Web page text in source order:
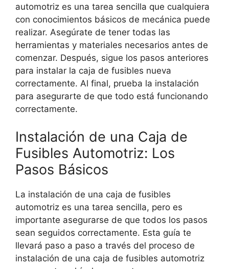
automotriz es una tarea sencilla que cualquiera
con conocimientos básicos de mecánica puede
realizar. Asegúrate de tener todas las
herramientas y materiales necesarios antes de
comenzar. Después, sigue los pasos anteriores
para instalar la caja de fusibles nueva
correctamente. Al final, prueba la instalación
para asegurarte de que todo está funcionando
correctamente.
Instalación de una Caja de
Fusibles Automotriz: Los
Pasos Básicos
La instalación de una caja de fusibles
automotriz es una tarea sencilla, pero es
importante asegurarse de que todos los pasos
sean seguidos correctamente. Esta guía te
llevará paso a paso a través del proceso de
instalación de una caja de fusibles automotriz